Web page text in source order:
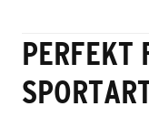
PERFEKT